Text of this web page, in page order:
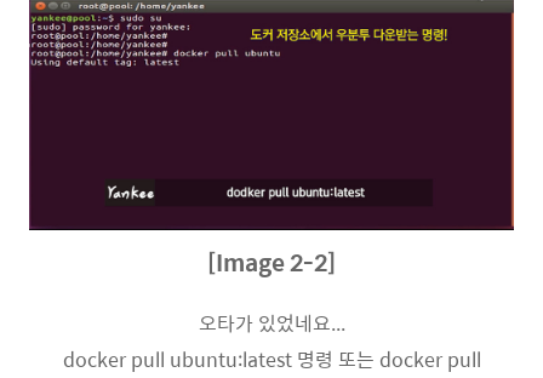
[Image 2-2]
오타가 있었네요...
docker pull ubuntu:latest 명령 또는 docker pull